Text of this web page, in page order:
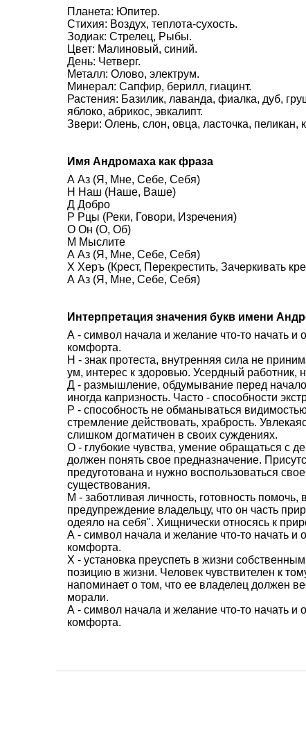
Планета: Юпитер.
Стихия: Воздух, теплота-сухость.
Зодиак: Стрелец, Рыбы.
Цвет: Малиновый, синий.
День: Четверг.
Металл: Олово, электрум.
Минерал: Сапфир, берилл, гиацинт.
Растения: Базилик, лаванда, фиалка, дуб,
яблоко, абрикос, эвкалипт.
Звери: Олень, слон, овца, ласточка, пеликан,
Имя Андромаха как фраза
А Аз (Я, Мне, Себе, Себя)
Н Наш (Наше, Ваше)
Д Добро
Р Рцы (Реки, Говори, Изречения)
О Он (О, Об)
М Мыслите
А Аз (Я, Мне, Себе, Себя)
Х Херъ (Крест, Перекрестить, Зачеркивать
А Аз (Я, Мне, Себе, Себя)
Интерпретация значения букв имени
А - символ начала и желание что-то начать и
комфорта.
Н - знак протеста, внутренняя сила не
ум, интерес к здоровью. Усердный работник,
Д - размышление, обдумывание перед
иногда капризность. Часто - способности
Р - способность не обманываться
стремление действовать, храбрость.
слишком догматичен в своих суждениях.
О - глубокие чувства, умение обращаться с
должен понять свое предназначение.
предуготована и нужно воспользоваться
существования.
М - заботливая личность, готовность
предупреждение владельцу, что он часть
одеяло на себя". Хищнически относясь к
А - символ начала и желание что-то начать и
комфорта.
Х - установка преуспеть в жизни
позицию в жизни. Человек чувствителен к
напоминает о том, что ее владелец должен
морали.
А - символ начала и желание что-то начать и
комфорта.